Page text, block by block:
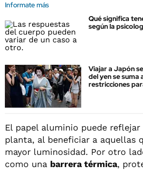
Informate más
Qué significa
según la
Viajar a Japón
del yen se suma
restricciones
El papel aluminio puede
planta, al beneficiar a aquellas
mayor luminosidad. Por otro
como una barrera térmica,